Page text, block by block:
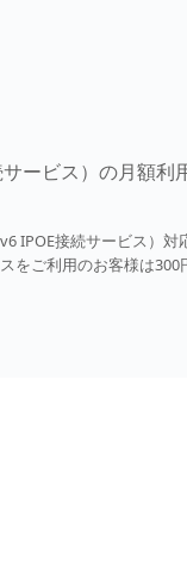
ービス）の月額利
IPOE接続サービス）対
ご利用のお客様は300